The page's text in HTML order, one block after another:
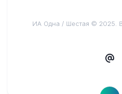
ИА Одна / Шестая © 2025.